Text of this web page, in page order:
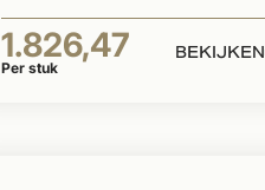
1.826,47
Per stuk
BEKIJKEN